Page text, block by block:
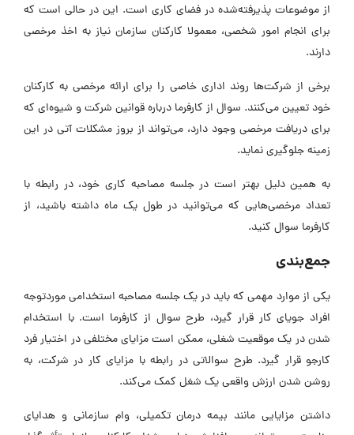
از موضوعات پذیرفته‌شده در فضای کاری است. این در حالی است که
برای انجام امور شخصی، معمولا کارکنان سازمان نیاز به اخذ مرخصی
دارند.
برخی از شرکت‌ها روند اداری خاصی را برای ارائه مرخصی به کارکنان
خود تعیین می‌کنند. سوال از کارفرما درباره قوانین شرکت‌ و شیوه‌ای که
برای دریافت مرخصی وجود دارد، می‌تواند از بروز مشکلات آتی در این
زمینه جلوگیری نماید.
به همین دلیل بهتر است در جلسه مصاحبه کاری خود، در رابطه با
تعداد مرخصی‌هایی که می‌توانید در طول یک ماه داشته باشید، از
کارفرما سوال کنید.
جمع‌بندی
یکی از موارد مهمی که باید در یک جلسه مصاحبه استخدامی موردتوجه
افراد جویای کار قرار گیرد، طرح سوال از کارفرما است. با استخدام
شدن در یک موقعیت شغلی، ممکن است مزایای مختلفی در اختیار فرد
کارجو قرار گیرد. طرح سوالاتی در رابطه با مزایای کار در شرکت، به
روشن شدن ارزش واقعی یک شغل کمک می‌کند.
داشتن مزایایی مانند بیمه درمان تکمیلی، وام سازمانی و هدایای